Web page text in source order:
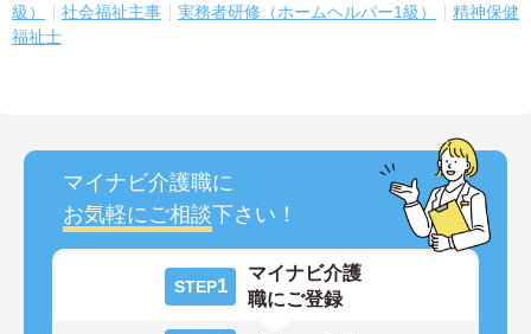
級）
社会福祉主事 実務者研修（ホームヘルパー1級）
精神保健
福祉士
マイナビ介護職に
お気軽にご相談下さい！
STEP1
マイナビ介護
職にご登録